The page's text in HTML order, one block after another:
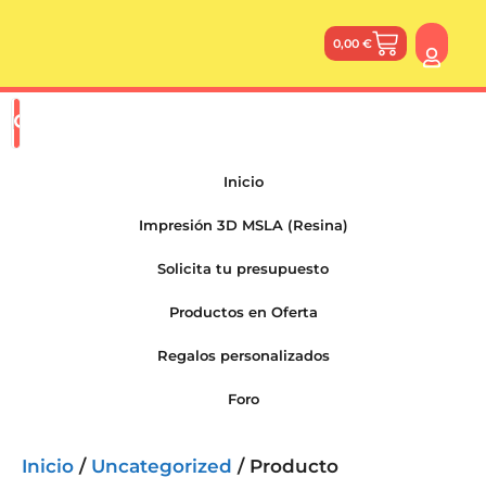
0,00 €
Inicio
Impresión 3D MSLA (Resina)
Solicita tu presupuesto
Productos en Oferta
Regalos personalizados
Foro
Inicio / Uncategorized / Producto